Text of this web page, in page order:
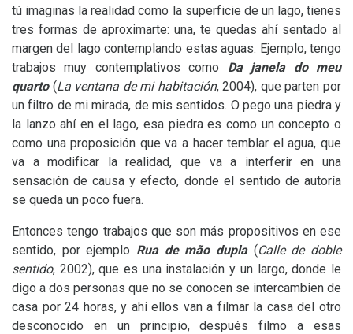
tú imaginas la realidad como la superficie de un lago, tienes
tres formas de aproximarte: una, te quedas ahí sentado al
margen del lago contemplando estas aguas. Ejemplo, tengo
trabajos muy contemplativos como Da janela do meu
quarto (La ventana de mi habitación, 2004), que parten por
un filtro de mi mirada, de mis sentidos. O pego una piedra y
la lanzo ahí en el lago, esa piedra es como un concepto o
como una proposición que va a hacer temblar el agua, que
va a modificar la realidad, que va a interferir en una
sensación de causa y efecto, donde el sentido de autoría
se queda un poco fuera.
Entonces tengo trabajos que son más propositivos en ese
sentido, por ejemplo Rua de mão dupla (Calle de doble
sentido, 2002), que es una instalación y un largo, donde le
digo a dos personas que no se conocen se intercambien de
casa por 24 horas, y ahí ellos van a filmar la casa del otro
desconocido en un principio, después filmo a esas